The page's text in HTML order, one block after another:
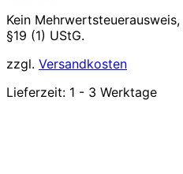
Kein
§19 (1) UStG.
zzgl. Versandkosten
Lieferzeit: 1 - 3 Werktage